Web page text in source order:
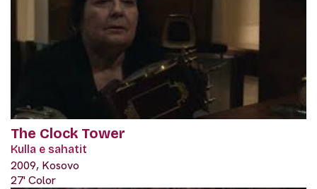
The Clock Tower
Kulla e sahatit
2009, Kosovo
27' Color